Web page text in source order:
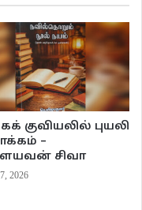
சூழலில் பகிர்ந்து
இந்த
இருந்ததாக
நிலையும் குழப்பங்களும்
குவியலில் புயலி
–
சிவா
2026